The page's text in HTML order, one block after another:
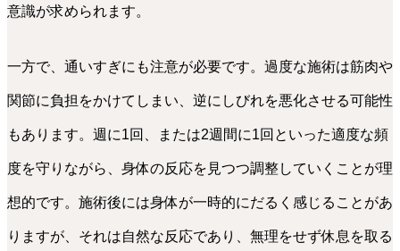
意識が求められます。
一方で、通いすぎにも注意が必要です。過度な施術は筋肉や
関節に負担をかけてしまい、逆にしびれを悪化させる可能性
もあります。週に1回、または2週間に1回といった適度な頻
度を守りながら、身体の反応を見つつ調整していくことが理
想的です。施術後には身体が一時的にだるく感じることがあ
りますが、それは自然な反応であり、無理をせず休息を取る